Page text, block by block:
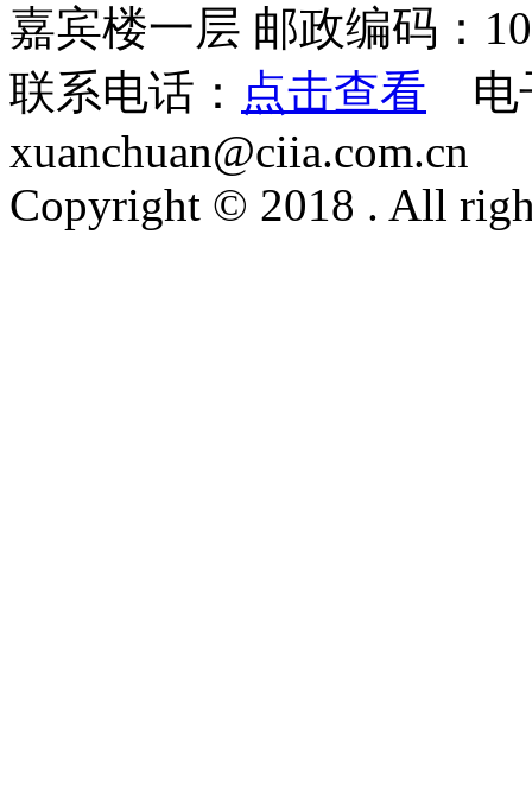
嘉宾楼一层 邮政编码：
联系电话： 点击查看 电
xuanchuan@ciia.com.cn
Copyright © 2018 . All